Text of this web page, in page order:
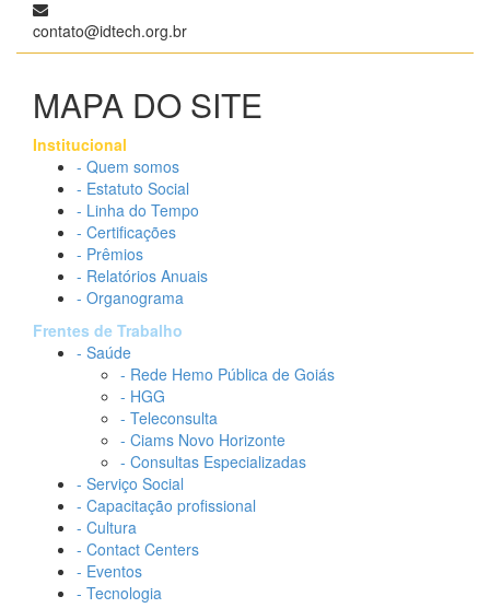
contato@idtech.org.br
MAPA DO SITE
Institucional
- Quem somos
- Estatuto Social
- Linha do Tempo
- Certificações
- Prêmios
- Relatórios Anuais
- Organograma
Frentes de Trabalho
- Saúde
- Rede Hemo Pública de Goiás
- HGG
- Teleconsulta
- Ciams Novo Horizonte
- Consultas Especializadas
- Serviço Social
- Capacitação profissional
- Cultura
- Contact Centers
- Eventos
- Tecnologia